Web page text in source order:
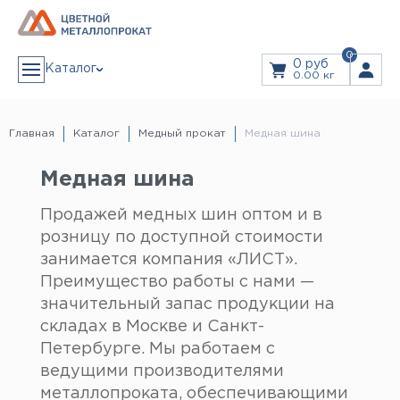
Каталог
0
0 руб
0.00 кг
Алюминиевая лента
Алюминиевый лист
Лист алюминиевый декоративный
Алюминиевая плита
Пруток дюралевый
Тавр алюминиевый (т-образный профиль)
Труба алюминиевая
Дюралевая труба
Труба профильная
Швеллер алюминиевый (п-образный профиль)
Дюралевый шестигранник
Шина алюминиевая
Медная лента
Медная труба
Медная шина
Медный лист
ЗАКАЗ В 1 КЛИК
ЗАКАЗАТЬ ЗВОНОК
Прайс
Услуги
Резка Металла
Лазерная резка
Листы из рулонов
Гибка листового металла
Доставка
Информация
Главная Каталог Медный прокат Медная шина
Медная шина
Продажей медных шин оптом и в
розницу по доступной стоимости
занимается компания «ЛИСТ».
Преимущество работы с нами —
значительный запас продукции на
складах в Москве и Санкт-
Петербурге. Мы работаем с
ведущими производителями
металлопроката, обеспечивающими